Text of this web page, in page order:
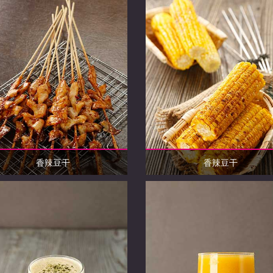
香辣豆干 香辣豆干